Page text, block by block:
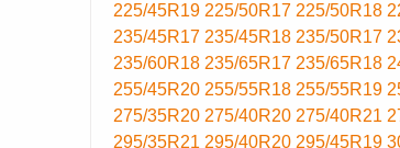
225/45R19 225/50R17 225/50R18
235/45R17 235/45R18 235/50R17
235/60R18 235/65R17 235/65R18
255/45R20 255/55R18 255/55R19
275/35R20 275/40R20 275/40R21
295/35R21 295/40R20 295/45R19